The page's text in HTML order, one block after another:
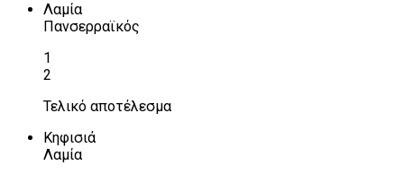
Λαμία
Πανσερραϊκός
1
2
Τελικό αποτέλεσμα
Κηφισιά
Λαμία